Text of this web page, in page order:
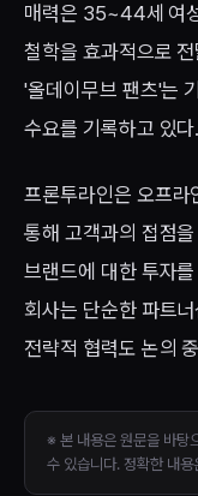
매력은 35~44세 여
철학을 효과적으로
'올데이무브 팬츠'는
수요를 기록하고 있다.
프론투라인은 오프라
통해 고객과의 접점
브랜드에 대한 투자
회사는 단순한 파트
전략적 협력도 논의
※ 본 내용은 원문을 바탕
수 있습니다. 정확한 내용